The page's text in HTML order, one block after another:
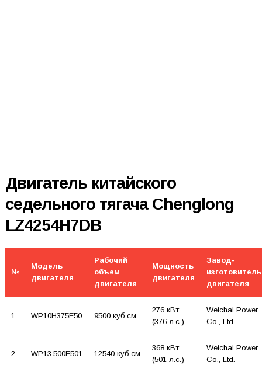
Двигатель китайского
седельного тягача Chenglong
LZ4254H7DB
№
Модель
двигателя
Рабочий
объем
двигателя
Мощность
двигателя
Завод-
изготовитель
двигателя
1 WP10H375E50 9500 куб.см
276 кВт
(376 л.с.)
Weichai Power
Co., Ltd.
2 WP13.500E501 12540 куб.см
368 кВт
(501 л.с.)
Weichai Power
Co., Ltd.